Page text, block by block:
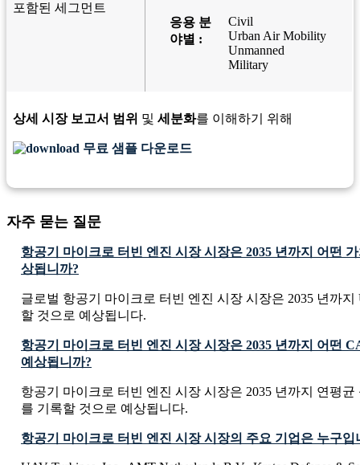
포함된 세그먼트
응용 분
야별 :
Civil
Urban Air Mobility
Unmanned
Military
상세 시장 보고서 범위 및 세분화를 이해하기 위해
무료 샘플 다운로드
자주 묻는 질문
항공기 마이크로 터빈 엔진 시장 시장은 2035 년까지 어떤
상됩니까?
글로벌 항공기 마이크로 터빈 엔진 시장 시장은 2035 년까지
할 것으로 예상됩니다.
항공기 마이크로 터빈 엔진 시장 시장은 2035 년까지 어떤
예상됩니까?
항공기 마이크로 터빈 엔진 시장 시장은 2035 년까지 연평균
를 기록할 것으로 예상됩니다.
항공기 마이크로 터빈 엔진 시장 시장의 주요 기업은 누구입